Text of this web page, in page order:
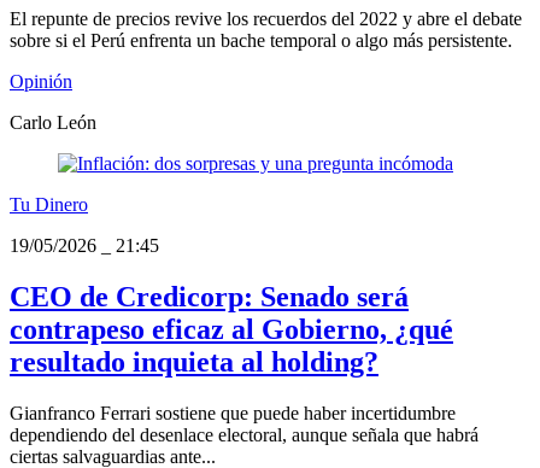
El repunte de precios revive los recuerdos del 2022 y abre el debate
sobre si el Perú enfrenta un bache temporal o algo más persistente.
Opinión
Carlo León
Tu Dinero
19/05/2026
21:45
CEO de Credicorp: Senado será
contrapeso eficaz al Gobierno, ¿qué
resultado inquieta al holding?
Gianfranco Ferrari sostiene que puede haber incertidumbre
dependiendo del desenlace electoral, aunque señala que habrá
ciertas salvaguardias ante...